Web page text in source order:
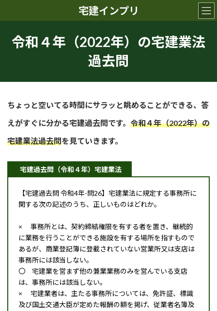
ッ
移
宅建インプリ
令和４年（2022年）の宅建業法
過去問
ちょっと空いてる時間にサラッと眺めることができる、答
えがすぐに分かる宅建過去問です。 令和４年（2022年）の
宅建業法過去問を見ていきます。
宅建過去問（令和４年）宅建業法
【宅建過去問 令和4年-問26】宅建業法に規定する事務所に
関する次の記述のうち、正しいものはどれか。
× 事務所とは、契約締結権限を有する者を置き、継続的
に業務を行うことができる施設を有する場所を指すもので
あるが、商業登記簿に登載されていない営業所又は支店は
事務所には該当しない。
〇 宅建業を営まず他の兼業業務のみを営んでいる支店
は、事務所には該当しない。
× 宅建業者は、主たる事務所については、免許証、標識
及び国土交通大臣が定めた報酬の額を掲げ、従業者名簿及